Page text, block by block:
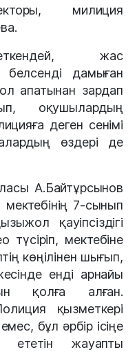
милиция
жас
белсенді дамыған
апатынан зардап
оқушылардың
деген сенімі
өздері де
А.Байтұрсынов
7-сынып
қауіпсіздігі
мектебіне
көңілінен шығып,
енді арнайы
қолға алған.
қызметкері
бұл әрбір ісіңе
жауапты